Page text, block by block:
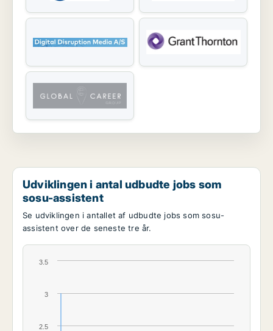
Udviklingen i antal udbudte jobs som
sosu-assistent
Se udviklingen i antallet af udbudte jobs som sosu-
assistent over de seneste tre år.
2.5
3
3.5